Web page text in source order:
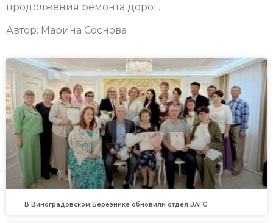
продолжения ремонта дорог.
Автор: Марина Соснова
В Виноградовском Березнике обновили отдел ЗАГС